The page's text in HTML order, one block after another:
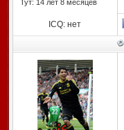
Тут: 14 лет 8 месяцев
ICQ: нет